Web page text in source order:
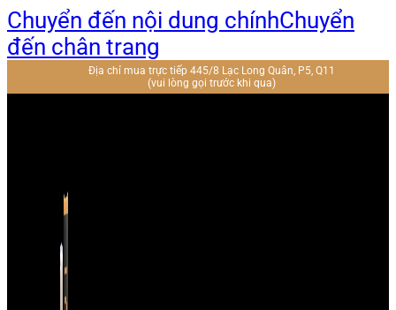
Chuyển đến nội dung chínhChuyển
đến chân trang
Địa chỉ mua trực tiếp 445/8 Lạc Long Quân, P5, Q11
(vui lòng gọi trước khi qua)